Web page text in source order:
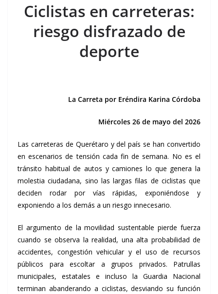
Ciclistas en carreteras:
riesgo disfrazado de
deporte
La Carreta por Eréndira Karina Córdoba
Miércoles 26 de mayo del 2026
Las carreteras de Querétaro y del país se han convertido
en escenarios de tensión cada fin de semana. No es el
tránsito habitual de autos y camiones lo que genera la
molestia ciudadana, sino las largas filas de ciclistas que
deciden rodar por vías rápidas, exponiéndose y
exponiendo a los demás a un riesgo innecesario.
El argumento de la movilidad sustentable pierde fuerza
cuando se observa la realidad, una alta probabilidad de
accidentes, congestión vehicular y el uso de recursos
públicos para escoltar a grupos privados. Patrullas
municipales, estatales e incluso la Guardia Nacional
terminan abanderando a ciclistas, desviando su función